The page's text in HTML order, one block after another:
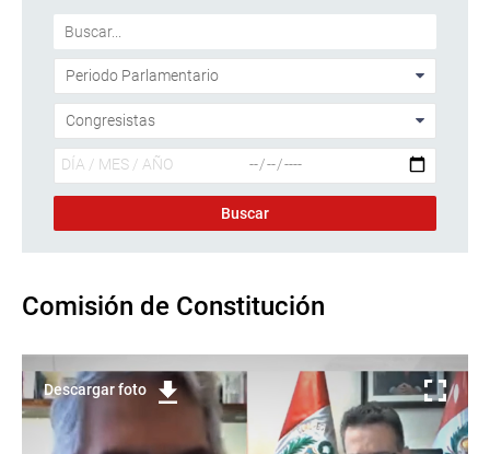
Comisión de Constitución
Descargar foto